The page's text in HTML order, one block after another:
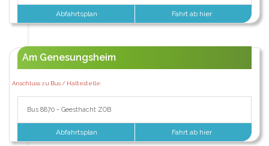
Abfahrtsplan Fahrt ab hier
Am Genesungsheim
Anschluss zu Bus / Haltestelle:
Bus 8870 - Geesthacht ZOB
Abfahrtsplan Fahrt ab hier